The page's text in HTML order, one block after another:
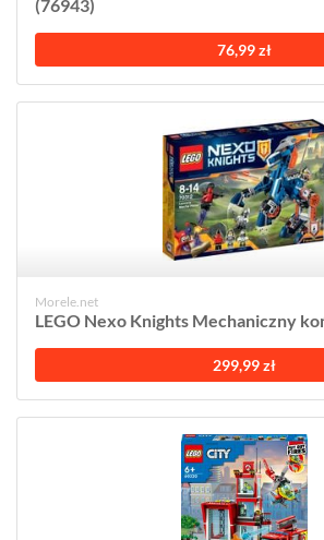
(76943)
76,99 zł
Morele.net
LEGO Nexo Knights Mechaniczny
299,99 zł